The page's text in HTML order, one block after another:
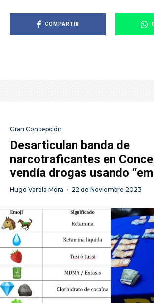
COMPARTIR
Gran Concepción
Desarticulan banda de
narcotraficantes en
vendía drogas usando
Hugo Varela Mora · 22 de Noviembre 2023